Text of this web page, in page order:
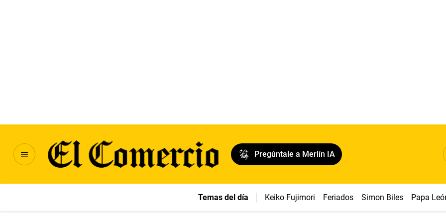
Pregúntale a Merlín IA
Temas del día Keiko Fujimori Feriados Simon Biles Papa